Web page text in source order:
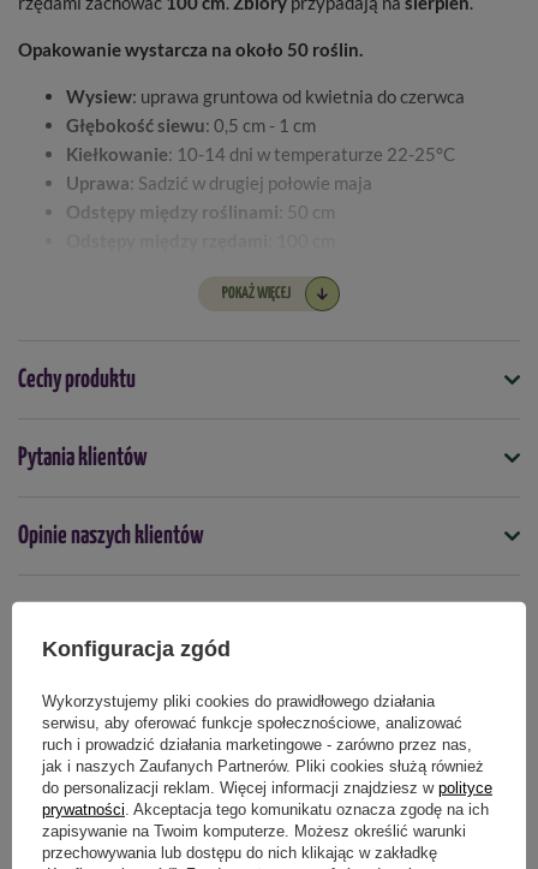
Opakowanie wystarcza na około 50 roślin.
Wysiew: uprawa gruntowa od kwietnia do czerwca
Głębokość siewu: 0,5 cm - 1 cm
Kiełkowanie: 10-14 dni w temperaturze 22-25°C
Uprawa: Sadzić w drugiej połowie maja
Odstępy między roślinami: 50 cm
POKAŻ WIĘCEJ
Cechy produktu
Symbol
4000159085367
nie
Pytania klientów
Opinie naszych klientów
Produkty powiązane
Konfiguracja zgód
Wykorzystujemy pliki cookies do prawidłowego działania
serwisu, aby oferować funkcje społecznościowe, analizować
ruch i prowadzić działania marketingowe - zarówno przez nas,
jak i naszych Zaufanych Partnerów. Pliki cookies służą również
do personalizacji reklam. Więcej informacji znajdziesz w polityce
prywatności . Akceptacja tego komunikatu oznacza zgodę na ich
zapisywanie na Twoim komputerze. Możesz określić warunki
przechowywania lub dostępu do nich klikając w zakładkę